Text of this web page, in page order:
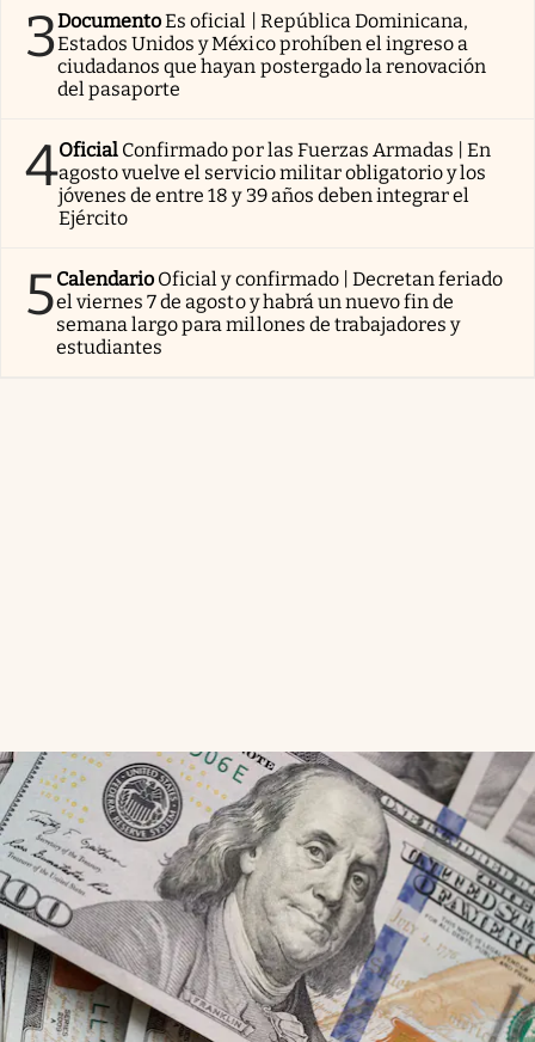
3DocumentoEs oficial | República Dominicana,
Estados Unidos y México prohíben el ingreso a
ciudadanos que hayan postergado la renovación
del pasaporte
4Oficial Confirmado por las Fuerzas Armadas | En
agosto vuelve el servicio militar obligatorio y los
jóvenes de entre 18 y 39 años deben integrar el
Ejército
5Calendario Oficial y confirmado | Decretan feriado
el viernes 7 de agosto y habrá un nuevo fin de
semana largo para millones de trabajadores y
estudiantes